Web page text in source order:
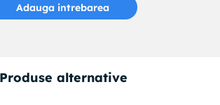
Adauga intrebarea
Produse alternative